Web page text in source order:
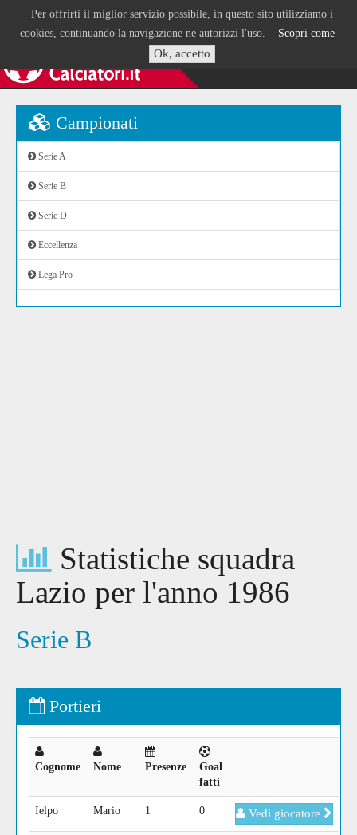
Per offrirti il miglior servizio possibile, in questo sito utilizziamo i
cookies, continuando la navigazione ne autorizzi l'uso. Scopri come
Ok, accetto
Campionati
Serie A
Serie B
Serie D
Eccellenza
Lega Pro
Statistiche squadra
Lazio per l'anno 1986
Serie B
Portieri
Cognome Nome Presenze
Goal
fatti
Ielpo Mario 1 0 Vedi giocatore